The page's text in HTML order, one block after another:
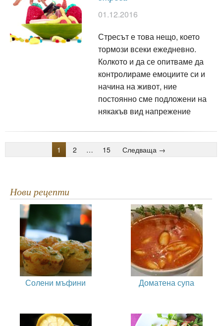
01.12.2016
Стресът е това нещо, което
тормози всеки ежедневно.
Колкото и да се опитваме да
контролираме емоциите си и
начина на живот, ние
постоянно сме подложени на
някакъв вид напрежение
1 2 … 15 Следваща →
Нови рецепти
Солени мъфини Доматена супа